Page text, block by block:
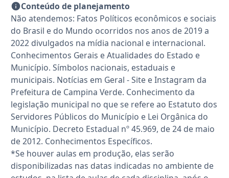
Conteúdo de planejamento
Não atendemos: Fatos Políticos econômicos e sociais
do Brasil e do Mundo ocorridos nos anos de 2019 a
2022 divulgados na mídia nacional e internacional.
Conhecimentos Gerais e Atualidades do Estado e
Município. Símbolos nacionais, estaduais e
municipais. Notícias em Geral - Site e Instagram da
Prefeitura de Campina Verde. Conhecimento da
legislação municipal no que se refere ao Estatuto dos
Servidores Públicos do Município e Lei Orgânica do
Município. Decreto Estadual nº 45.969, de 24 de maio
de 2012. Conhecimentos Específicos.
*Se houver aulas em produção, elas serão
disponibilizadas nas datas indicadas no ambiente de